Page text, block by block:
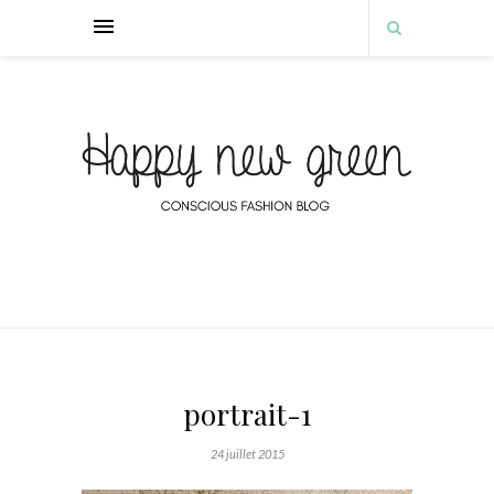
portrait-1
24 juillet 2015